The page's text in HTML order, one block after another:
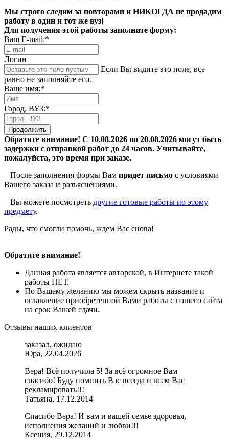
Мы строго следим за повторами и НИКОГДА не продадим
работу в один и тот же вуз!
Для получения этой работы заполните форму:
Ваш E-mail:*
Логин
Если Вы видите это поле, все
равно не заполняйте его.
Ваше имя:*
Город, ВУЗ:*
Продолжить
Обратите внимание! С 10.08.2026 по 20.08.2026 могут быть
задержки с отправкой работ до 24 часов. Учитывайте,
пожалуйста, это время при заказе.
– После заполнения формы Вам придет письмо с условиями
Вашего заказа и разъяснениями.
– Вы можете посмотреть другие готовые работы по этому
предмету.
Рады, что смогли помочь, ждем Вас снова!
Обратите внимание!
Данная работа является авторской, в Интернете такой
работы НЕТ.
По Вашему желанию мы можем скрыть название и
оглавление приобретенной Вами работы с нашего сайта
на срок Вашей сдачи.
Отзывы наших клиентов
заказал, ожидаю
Юра, 22.04.2026
Вера! Всё получила 5! За всё огромное Вам
спасибо! Буду помнить Вас всегда и всем Вас
рекламировать!!!
Татьяна, 17.12.2014
Спасибо Вера! И вам и вашей семье здоровья,
исполнения желаний и любви!!!
Ксения, 29.12.2014